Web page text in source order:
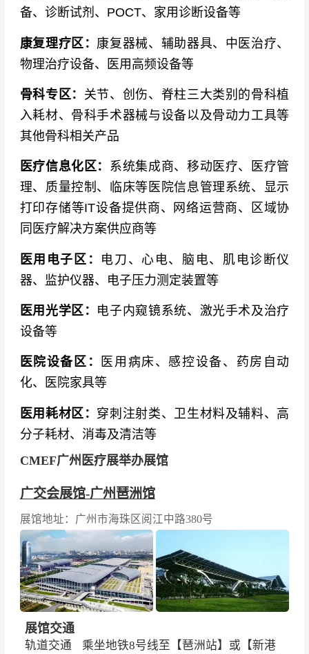
备、诊断试剂、POCT、家用诊断设备等
康复理疗区： 康复器械、辅助器具、中医治疗、
物理治疗设备、医用高频设备等
骨科专区： 关节、创伤、脊柱三大类别的骨科植
入耗材、骨科手术器械与设备以及骨动力工具等
其他骨科相关产品
医疗信息化区： 系统集成商、移动医疗、医疗管
理、质量控制、临床等医院信息管理系统、显示
打印存储等IT设备提供商、网络运营商、区域协
同医疗解决方案供应商等
医用电子区： 电刀、心电、脑电、肌电诊断仪
器、监护仪器、电子压力测定装置等
医用光学区： 电子内窥镜系统、激光手术及治疗
设备等
医院设备区：
医用病床、感控设备、药房自动
化、医院家具等
医用耗材区： 穿刺注射类、卫生材料及辅料、高
分子耗材、消毒及清洁等
CMEF广州医疗展举办展馆
广交会展馆-广州琶洲馆
展馆地址：广州市海珠区阅江中路380号
展馆交通
轨道交通 乘坐地铁8号线至【琶洲站】或【新港